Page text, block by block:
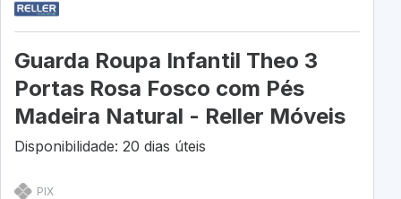
Guarda Roupa Infantil Theo 3
Portas Rosa Fosco com Pés
Madeira Natural - Reller Móveis
Disponibilidade: 20 dias úteis
PIX